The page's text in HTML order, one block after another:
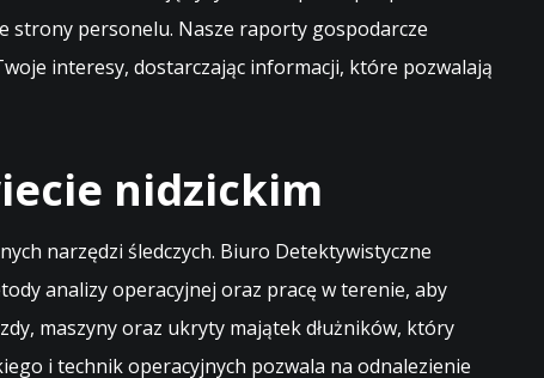
strony personelu. Nasze raporty gospodarcze
interesy, dostarczając informacji, które pozwalają
nidzickim
narzędzi śledczych. Biuro Detektywistyczne
analizy operacyjnej oraz pracę w terenie, aby
maszyny oraz ukryty majątek dłużników, który
i technik operacyjnych pozwala na odnalezienie